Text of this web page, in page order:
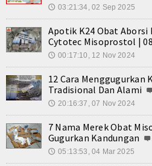
Data Alumni
Konsultasi
Kesehatan
Dalam Negeri
Luar Negeri
🕔 03:21:34, 02 Sep 2025
Apotik K24 Obat Aborsi
Cytotec Misoprostol |
🕔 00:17:10, 12 Nov 2024
12 Cara Menggugurkan
Tradisional Dan Alami
🕔 20:16:37, 07 Nov 2024
7 Nama Merek Obat
Gugurkan Kandungan
🕔 05:13:53, 04 Mar 2025